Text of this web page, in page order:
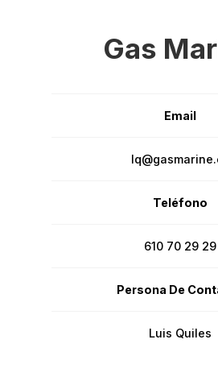
Gas
Email
Teléfono
610 70 29 29
Persona De
Luis Quiles